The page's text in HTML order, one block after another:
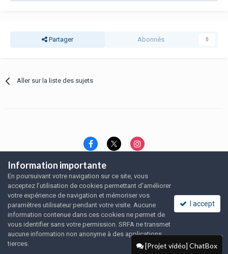
Partager Abonnés 0
Aller sur la liste des sujets
[Projet vidéo] ChatBox
Langue Thème
Politique de confidentialité
Nous contacter
Nous contacter
SRFA, l'association des amoureux du rat domestique
Powered by Invision Community
Information importante
En poursuivant votre navigation sur ce site, vous
acceptez l’utilisation de cookies permettant d'améliorer
votre expérience de navigation et mémoriser vos
paramètres utilisateur pendant votre visite. Aucune
information contenue dans ces cookies ne permet de
vous identifier sans votre permission. SRFA ne transmet
aucune information non anonyme à des applications
tierces.
I accept